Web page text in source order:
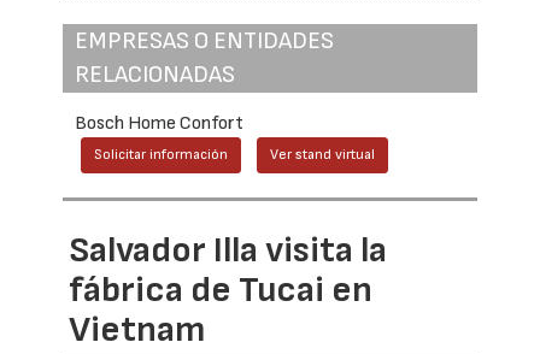
EMPRESAS O ENTIDADES
RELACIONADAS
Bosch Home Confort
Solicitar información Ver stand virtual
Salvador Illa visita la
fábrica de Tucai en
Vietnam